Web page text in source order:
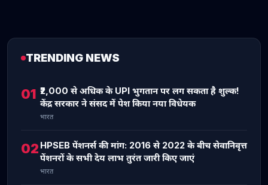
TRENDING NEWS
01 ₹2,000 से अधिक के UPI भुगतान पर लग सकता है शुल्क!
केंद्र सरकार ने संसद में पेश किया नया विधेयक
भारत
02 HPSEB पेंशनर्स की मांग: 2016 से 2022 के बीच सेवानिवृत्त
पेंशनरों के सभी देय लाभ तुरंत जारी किए जाएं
भारत